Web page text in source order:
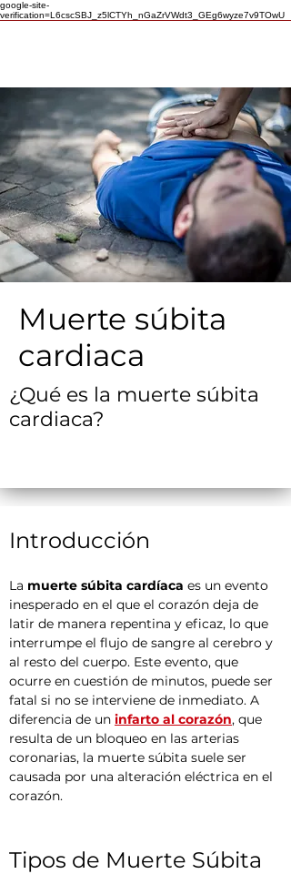
google-site-
verification=L6cscSBJ_z5lCTYh_nGaZrVWdt3_GEg6wyze7v9TOwU
Muerte súbita
cardiaca
¿Qué es la muerte súbita
cardiaca?
Introducción
La muerte súbita cardíaca es un evento
inesperado en el que el corazón deja de
latir de manera repentina y eficaz, lo que
interrumpe el flujo de sangre al cerebro y
al resto del cuerpo. Este evento, que
ocurre en cuestión de minutos, puede ser
fatal si no se interviene de inmediato. A
diferencia de un infarto al corazón, que
resulta de un bloqueo en las arterias
coronarias, la muerte súbita suele ser
causada por una alteración eléctrica en el
corazón.
Tipos de Muerte Súbita